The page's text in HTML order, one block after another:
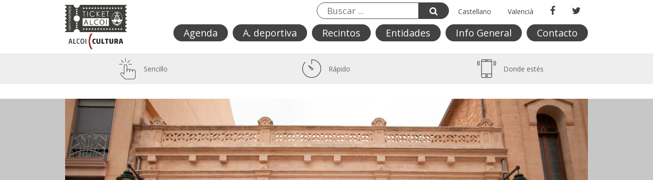
Castellano Valencià
Agenda A. deportiva Recintos Entidades Info General Contacto
Sencillo Rápido Donde estés